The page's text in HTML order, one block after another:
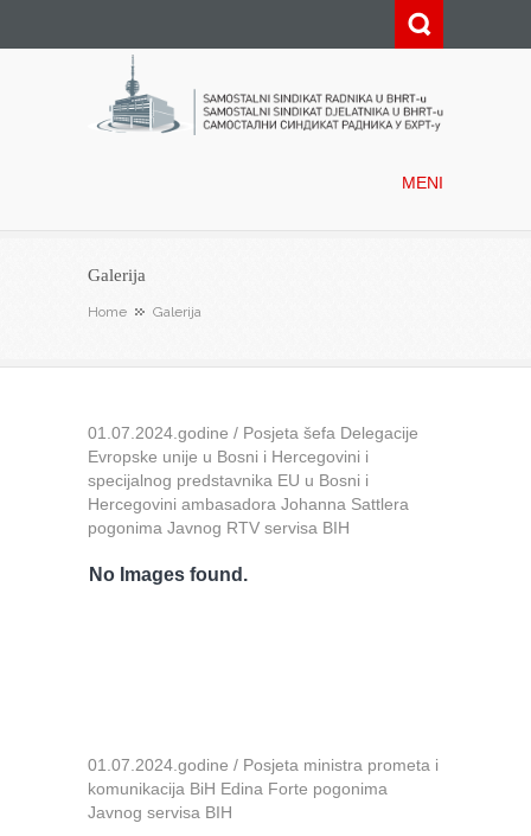
MENI
Galerija
Home Galerija
01.07.2024.godine / Posjeta šefa Delegacije
Evropske unije u Bosni i Hercegovini i
specijalnog predstavnika EU u Bosni i
Hercegovini ambasadora Johanna Sattlera
pogonima Javnog RTV servisa BIH
No Images found.
01.07.2024.godine / Posjeta ministra prometa i
komunikacija BiH Edina Forte pogonima
Javnog servisa BIH